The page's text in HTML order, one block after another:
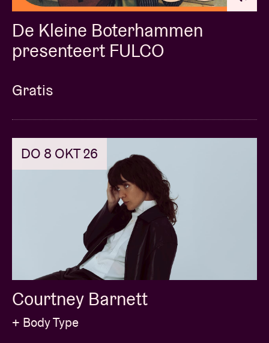
De Kleine Boterhammen
presenteert FULCO
Gratis
DO 8 OKT 26
Courtney Barnett
+ Body Type